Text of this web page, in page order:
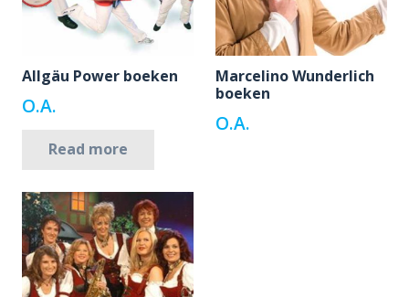
Allgäu Power boeken
O.A.
Read more
Marcelino Wunderlich
boeken
O.A.